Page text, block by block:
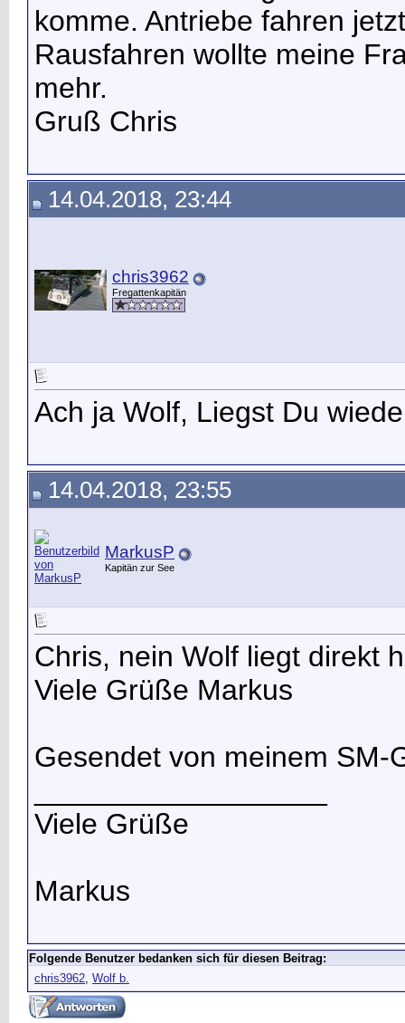
komme. Antriebe fahren
Rausfahren wollte meine
mehr.
Gruß Chris
14.04.2018, 23:44
chris3962
Fregattenkapitän
Ach ja Wolf, Liegst Du
14.04.2018, 23:55
MarkusP
Kapitän zur See
Chris, nein Wolf liegt direkt
Viele Grüße Markus
Gesendet von meinem SM-
Viele Grüße
Markus
Folgende Benutzer bedanken sich für diesen Beitrag:
chris3962, Wolf b.